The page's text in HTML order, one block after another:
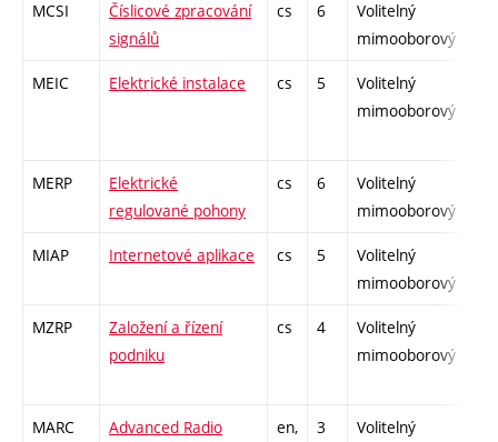
MCSI
Číslicové zpracování
signálů
cs 6
Volitelný
mimooborový
MEIC Elektrické instalace cs 5
Volitelný
mimooborový
MERP
Elektrické
regulované pohony
cs 6
Volitelný
mimooborový
MIAP Internetové aplikace cs 5
Volitelný
mimooborový
MZRP
Založení a řízení
podniku
cs 4
Volitelný
mimooborový
MARC
Advanced Radio
en,
3
Volitelný